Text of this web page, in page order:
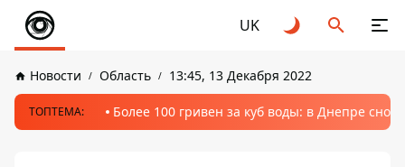
UK
Новости Область 13:45, 13 Декабря 2022
ТОПТЕМА: Более 100 гривен за куб воды: в Днепре